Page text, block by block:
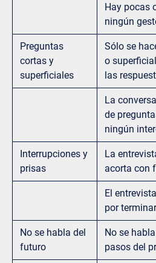
Hay pocas
ningún
Preguntas
cortas y
superficiales
Sólo se
o
las
La
de
ningún
Interrupciones y
prisas
La
acorta con
El
por
No se habla del
futuro
No se
pasos del